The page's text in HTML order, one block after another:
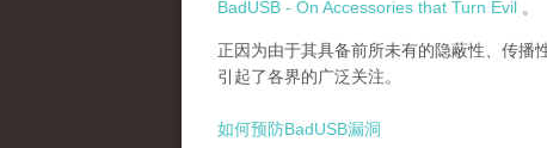
BadUSB - On Accessories that Turn Evil 。
正因为由于其具备前所未有的隐蔽性、传播
引起了各界的广泛关注。
如何预防BadUSB漏洞